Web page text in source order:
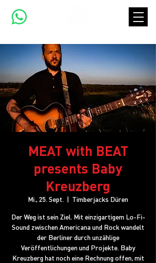
MEAT with BEAT
presents Baby
Kreuzberg
Mi., 25. Sept.
  |
Timberjacks Düren
Der Weg ist sein Ziel. Mit einzigartigem Lo-Fi-
Sound zwischen Americana und Rock wandelt
der Berliner durch unzählige
Veröffentlichungen und Projekte. Baby
Kreuzberg hat noch eine Rechnung offen, mit